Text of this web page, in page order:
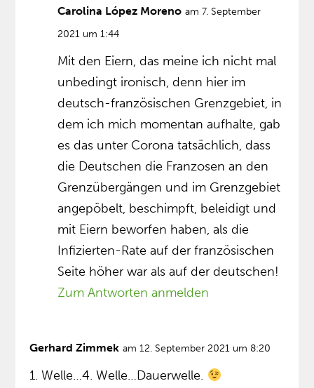
Carolina López Moreno am 7. September
2021 um 1:44
Mit den Eiern, das meine ich nicht mal
unbedingt ironisch, denn hier im
deutsch-französischen Grenzgebiet, in
dem ich mich momentan aufhalte, gab
es das unter Corona tatsächlich, dass
die Deutschen die Franzosen an den
Grenzübergängen und im Grenzgebiet
angepöbelt, beschimpft, beleidigt und
mit Eiern beworfen haben, als die
Infizierten-Rate auf der französischen
Seite höher war als auf der deutschen!
Zum Antworten anmelden
Gerhard Zimmek am 12. September 2021 um 8:20
1. Welle…4. Welle…Dauerwelle.